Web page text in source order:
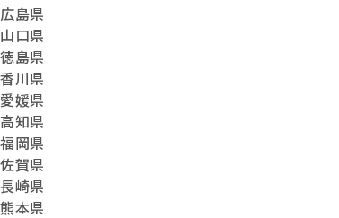
広島県
山口県
徳島県
香川県
愛媛県
高知県
福岡県
佐賀県
長崎県
熊本県